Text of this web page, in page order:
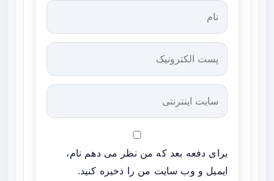
برای دفعه بعد که من نظر می دهم نام،
ایمیل و وب سایت من را ذخیره کنید.